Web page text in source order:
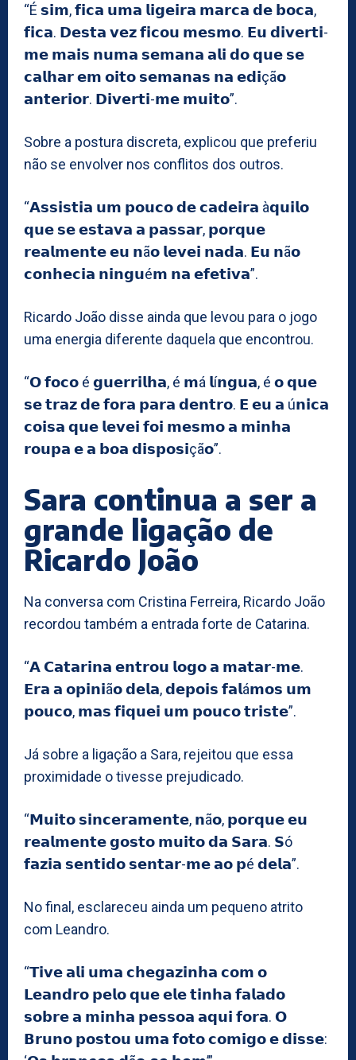
“É 𝘀𝗶𝗺, 𝗳𝗶𝗰𝗮 𝘂𝗺𝗮 𝗹𝗶𝗴𝗲𝗶𝗿𝗮 𝗺𝗮𝗿𝗰𝗮 𝗱𝗲 𝗯𝗼𝗰𝗮,
𝗳𝗶𝗰𝗮. 𝗗𝗲𝘀𝘁𝗮 𝘃𝗲𝘇 𝗳𝗶𝗰𝗼𝘂 𝗺𝗲𝘀𝗺𝗼. 𝗘𝘂 𝗱𝗶𝘃𝗲𝗿𝘁𝗶-
𝗺𝗲 𝗺𝗮𝗶𝘀 𝗻𝘂𝗺𝗮 𝘀𝗲𝗺𝗮𝗻𝗮 𝗮𝗹𝗶 𝗱𝗼 𝗾𝘂𝗲 𝘀𝗲
𝗰𝗮𝗹𝗵𝗮𝗿 𝗲𝗺 𝗼𝗶𝘁𝗼 𝘀𝗲𝗺𝗮𝗻𝗮𝘀 𝗻𝗮 𝗲𝗱𝗶çã𝗼
𝗮𝗻𝘁𝗲𝗿𝗶𝗼𝗿. 𝗗𝗶𝘃𝗲𝗿𝘁𝗶-𝗺𝗲 𝗺𝘂𝗶𝘁𝗼”.
Sobre a postura discreta, explicou que preferiu
não se envolver nos conflitos dos outros.
“𝗔𝘀𝘀𝗶𝘀𝘁𝗶𝗮 𝘂𝗺 𝗽𝗼𝘂𝗰𝗼 𝗱𝗲 𝗰𝗮𝗱𝗲𝗶𝗿𝗮 à𝗾𝘂𝗶𝗹𝗼
𝗾𝘂𝗲 𝘀𝗲 𝗲𝘀𝘁𝗮𝘃𝗮 𝗮 𝗽𝗮𝘀𝘀𝗮𝗿, 𝗽𝗼𝗿𝗾𝘂𝗲
𝗿𝗲𝗮𝗹𝗺𝗲𝗻𝘁𝗲 𝗲𝘂 𝗻ã𝗼 𝗹𝗲𝘃𝗲𝗶 𝗻𝗮𝗱𝗮. 𝗘𝘂 𝗻ã𝗼
𝗰𝗼𝗻𝗵𝗲𝗰𝗶𝗮 𝗻𝗶𝗻𝗴𝘂é𝗺 𝗻𝗮 𝗲𝗳𝗲𝘁𝗶𝘃𝗮”.
Ricardo João disse ainda que levou para o jogo
uma energia diferente daquela que encontrou.
“𝗢 𝗳𝗼𝗰𝗼 é 𝗴𝘂𝗲𝗿𝗿𝗶𝗹𝗵𝗮, é 𝗺á 𝗹í𝗻𝗴𝘂𝗮, é 𝗼 𝗾𝘂𝗲
𝘀𝗲 𝘁𝗿𝗮𝘇 𝗱𝗲 𝗳𝗼𝗿𝗮 𝗽𝗮𝗿𝗮 𝗱𝗲𝗻𝘁𝗿𝗼. 𝗘 𝗲𝘂 𝗮 ú𝗻𝗶𝗰𝗮
𝗰𝗼𝗶𝘀𝗮 𝗾𝘂𝗲 𝗹𝗲𝘃𝗲𝗶 𝗳𝗼𝗶 𝗺𝗲𝘀𝗺𝗼 𝗮 𝗺𝗶𝗻𝗵𝗮
𝗿𝗼𝘂𝗽𝗮 𝗲 𝗮 𝗯𝗼𝗮 𝗱𝗶𝘀𝗽𝗼𝘀𝗶çã𝗼”.
Sara continua a ser a
grande ligação de
Ricardo João
Na conversa com Cristina Ferreira, Ricardo João
recordou também a entrada forte de Catarina.
“𝗔 𝗖𝗮𝘁𝗮𝗿𝗶𝗻𝗮 𝗲𝗻𝘁𝗿𝗼𝘂 𝗹𝗼𝗴𝗼 𝗮 𝗺𝗮𝘁𝗮𝗿-𝗺𝗲.
𝗘𝗿𝗮 𝗮 𝗼𝗽𝗶𝗻𝗶ã𝗼 𝗱𝗲𝗹𝗮, 𝗱𝗲𝗽𝗼𝗶𝘀 𝗳𝗮𝗹á𝗺𝗼𝘀 𝘂𝗺
𝗽𝗼𝘂𝗰𝗼, 𝗺𝗮𝘀 𝗳𝗶𝗾𝘂𝗲𝗶 𝘂𝗺 𝗽𝗼𝘂𝗰𝗼 𝘁𝗿𝗶𝘀𝘁𝗲”.
Já sobre a ligação a Sara, rejeitou que essa
proximidade o tivesse prejudicado.
“𝗠𝘂𝗶𝘁𝗼 𝘀𝗶𝗻𝗰𝗲𝗿𝗮𝗺𝗲𝗻𝘁𝗲, 𝗻ã𝗼, 𝗽𝗼𝗿𝗾𝘂𝗲 𝗲𝘂
𝗿𝗲𝗮𝗹𝗺𝗲𝗻𝘁𝗲 𝗴𝗼𝘀𝘁𝗼 𝗺𝘂𝗶𝘁𝗼 𝗱𝗮 𝗦𝗮𝗿𝗮. 𝗦ó
𝗳𝗮𝘇𝗶𝗮 𝘀𝗲𝗻𝘁𝗶𝗱𝗼 𝘀𝗲𝗻𝘁𝗮𝗿-𝗺𝗲 𝗮𝗼 𝗽é 𝗱𝗲𝗹𝗮”.
No final, esclareceu ainda um pequeno atrito
com Leandro.
“𝗧𝗶𝘃𝗲 𝗮𝗹𝗶 𝘂𝗺𝗮 𝗰𝗵𝗲𝗴𝗮𝘇𝗶𝗻𝗵𝗮 𝗰𝗼𝗺 𝗼
𝗟𝗲𝗮𝗻𝗱𝗿𝗼 𝗽𝗲𝗹𝗼 𝗾𝘂𝗲 𝗲𝗹𝗲 𝘁𝗶𝗻𝗵𝗮 𝗳𝗮𝗹𝗮𝗱𝗼
𝘀𝗼𝗯𝗿𝗲 𝗮 𝗺𝗶𝗻𝗵𝗮 𝗽𝗲𝘀𝘀𝗼𝗮 𝗮𝗾𝘂𝗶 𝗳𝗼𝗿𝗮. 𝗢
𝗕𝗿𝘂𝗻𝗼 𝗽𝗼𝘀𝘁𝗼𝘂 𝘂𝗺𝗮 𝗳𝗼𝘁𝗼 𝗰𝗼𝗺𝗶𝗴𝗼 𝗲 𝗱𝗶𝘀𝘀𝗲: